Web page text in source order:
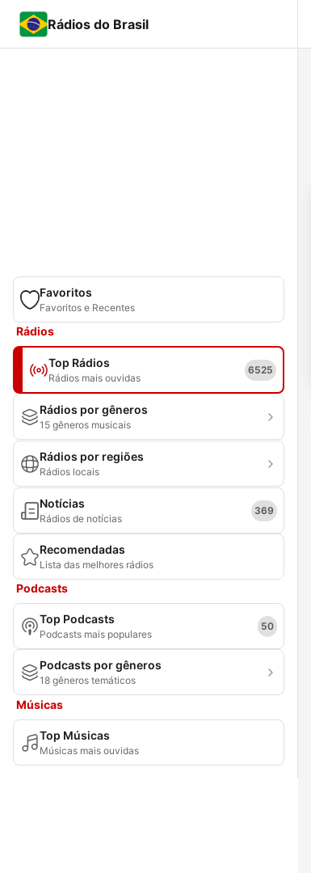
Rádios do Brasil
Favoritos
Favoritos e Recentes
Rádios
Top Rádios
Rádios mais ouvidas
6525
Rádios por gêneros
15 gêneros musicais
Rádios por regiões
Rádios locais
Notícias
Rádios de notícias
369
Recomendadas
Lista das melhores rádios
Podcasts
Top Podcasts
Podcasts mais populares
50
Podcasts por gêneros
18 gêneros temáticos
Músicas
Top Músicas
Músicas mais ouvidas